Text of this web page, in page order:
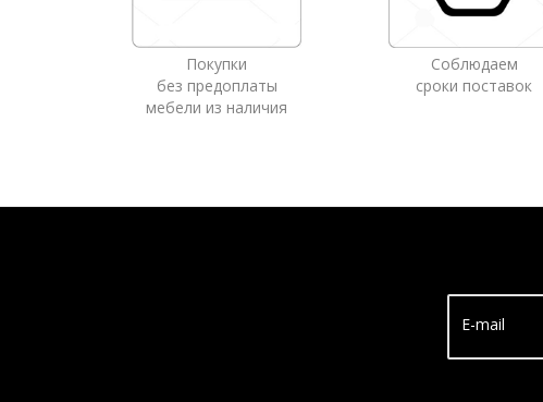
Покупки
без предоплаты
мебели из наличия
Соблюдаем
сроки поставок
E-mail